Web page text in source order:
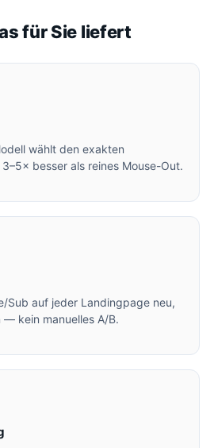
für Sie liefert
wählt den exakten
besser als reines Mouse-Out.
Sub auf jeder Landingpage neu,
kein manuelles A/B.